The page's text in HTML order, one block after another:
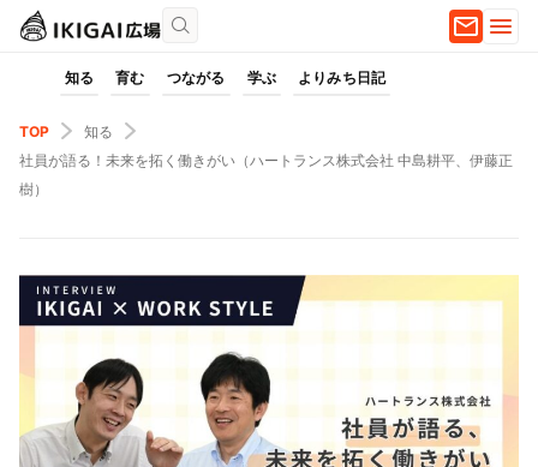
知る 育む つながる 学ぶ よりみち日記
TOP
知る
社員が語る！未来を拓く働きがい（ハートランス株式会社 中島耕平、伊藤正
樹）